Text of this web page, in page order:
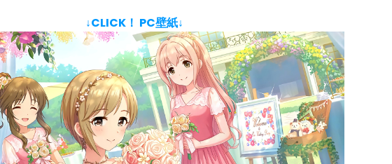
↓CLICK！ PC壁紙↓